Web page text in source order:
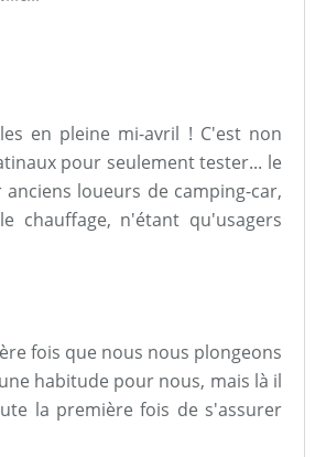
en pleine mi-avril ! C'est non
pour seulement tester... le
loueurs de camping-car,
chauffage, n'étant qu'usagers
fois que nous nous plongeons
habitude pour nous, mais là il
la première fois de s'assurer